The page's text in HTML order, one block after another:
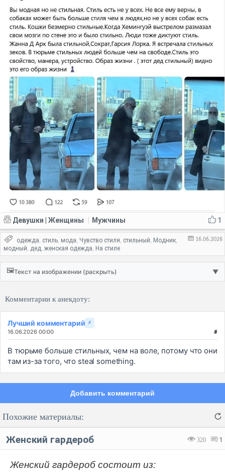
1
Девушки | Женщины Мужчины
16.06.2026
одежда, стиль, мода, Чувство стиля, стильный, Модник,
модный, дед, женская одежда, На стиле
🖼️Текст на изображении (раскрыть) ▼
Комментарии к анекдоту:
Лучший комментарий ⚡
16.06.2026 00:00 #
В тюрьме больше стильных, чем на воле, потому что они
там из-за того, что steal something.
Добавить комментарий
Похожие материалы:
320 1
Женский гардероб
Женский гардероб состоит из: